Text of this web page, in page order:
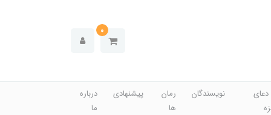
0
نویسندگان
رمان
ها
پیشنهادی
درباره
ما